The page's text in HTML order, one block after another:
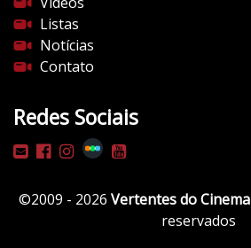
e
m
a
.
o
m
/
p
Listas
Notícias
Contato
Redes Sociais
©2009 - 2026 Vertentes do Cinema
reservados